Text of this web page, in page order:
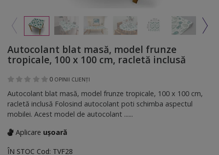
Autocolant blat masă, model frunze
tropicale, 100 x 100 cm, racletă inclusă
0 OPINII CLIENȚI
Autocolant blat masă, model frunze tropicale, 100 x 100 cm,
racletă inclusă Folosind autocolant poti schimba aspectul
mobilei. Acest model de autocolant ......
Aplicare ușoară
ÎN STOC Cod: TVF28